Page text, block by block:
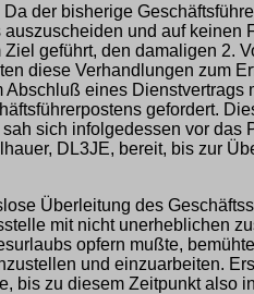
der bisherige
und auf
geführt, den damaligen 2.
diese Verhandlungen zum
eines
gefordert.
sich infolgedessen vor
DL3JE, bereit, bis zur
Überleitung des
mit nicht unerheblichen
opfern mußte,
und einzuarbeiten.
bis zu diesem Zeitpunkt also